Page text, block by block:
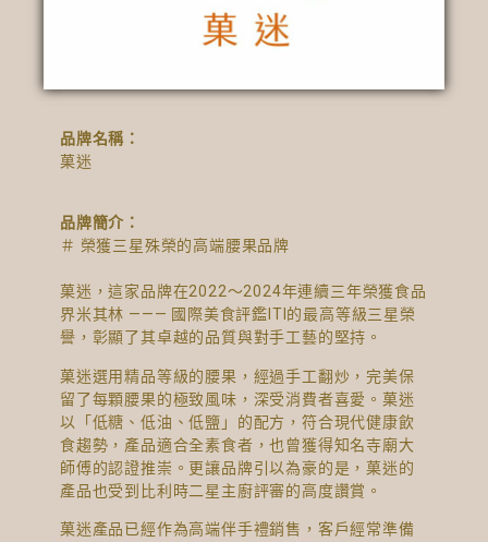
品牌名稱：
菓迷
品牌簡介：
＃ 榮獲三星殊榮的高端腰果品牌
菓迷，這家品牌在2022～2024年連續三年榮獲食品
界米其林 ——— 國際美食評鑑ITI的最高等級三星榮
譽，彰顯了其卓越的品質與對手工藝的堅持。
菓迷選用精品等級的腰果，經過手工翻炒，完美保
留了每顆腰果的極致風味，深受消費者喜愛。菓迷
以「低糖、低油、低鹽」的配方，符合現代健康飲
食趨勢，產品適合全素食者，也曾獲得知名寺廟大
師傅的認證推崇。更讓品牌引以為豪的是，菓迷的
產品也受到比利時二星主廚評審的高度讚賞。
菓迷產品已經作為高端伴手禮銷售，客戶經常準備